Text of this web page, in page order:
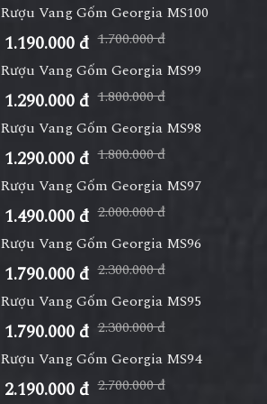
Rượu Vang Gốm Georgia MS100
1.190.000 đ 1.700.000 đ
Rượu Vang Gốm Georgia MS99
1.290.000 đ 1.800.000 đ
Rượu Vang Gốm Georgia MS98
1.290.000 đ 1.800.000 đ
Rượu Vang Gốm Georgia MS97
1.490.000 đ 2.000.000 đ
Rượu Vang Gốm Georgia MS96
1.790.000 đ 2.300.000 đ
Rượu Vang Gốm Georgia MS95
1.790.000 đ 2.300.000 đ
Rượu Vang Gốm Georgia MS94
2.190.000 đ 2.700.000 đ